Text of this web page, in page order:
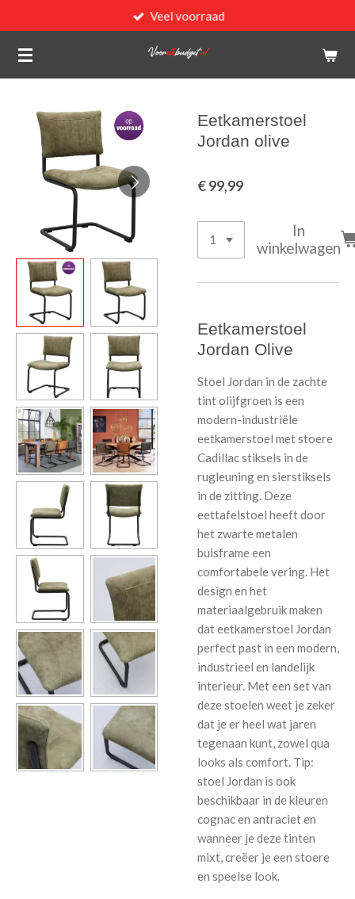
direct
naar
Veel voorraad
Eetkamerstoel
Jordan olive
€ 99,99
In
winkelwagen
Eetkamerstoel
Jordan Olive
Stoel Jordan in de zachte
tint olijfgroen is een
modern-industriële
eetkamerstoel met stoere
Cadillac stiksels in de
rugleuning en sierstiksels
in de zitting. Deze
eettafelstoel heeft door
het zwarte metalen
buisframe een
comfortabele vering. Het
design en het
materiaalgebruik maken
dat eetkamerstoel Jordan
perfect past in een modern,
industrieel en landelijk
interieur. Met een set van
deze stoelen weet je zeker
dat je er heel wat jaren
tegenaan kunt, zowel qua
looks als comfort. Tip:
stoel Jordan is ook
beschikbaar in de kleuren
cognac en antraciet en
wanneer je deze tinten
mixt, creëer je een stoere
en speelse look.